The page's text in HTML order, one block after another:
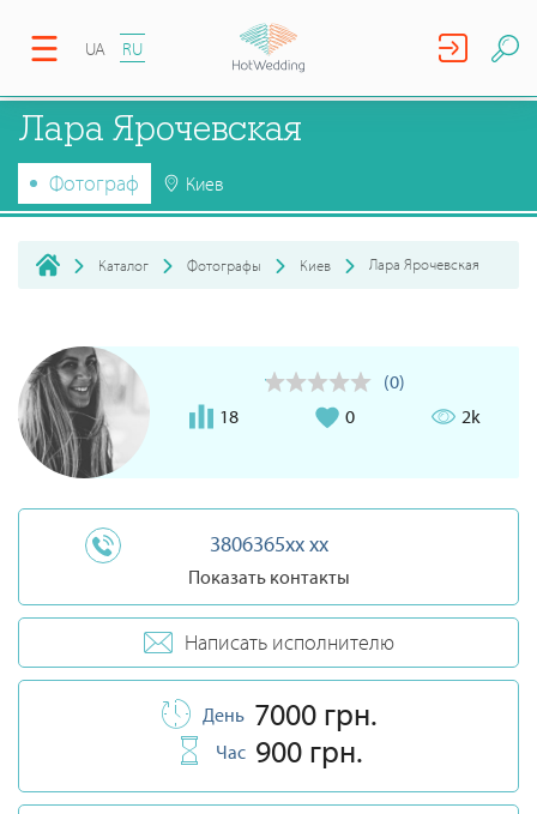
UA RU
Лара Ярочевская
Фотограф Киев
Каталог Фотографы Киев Лара Ярочевская
(0)
18
0 2k
3806365xx xx
Показать контакты
Написать исполнителю
День 7000 грн.
Час 900 грн.